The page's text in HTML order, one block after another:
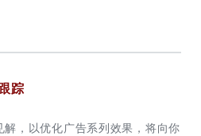
踪
，以优化广告系列效果，将向你